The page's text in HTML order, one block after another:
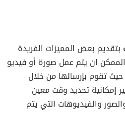
بتقديم بعض المميزات الفريدة
ان يتم عمل صورة أو فيديو
تقوم بإرسالها من خلال
إمكانية تحديد وقت معين
والفيديوهات التي يتم